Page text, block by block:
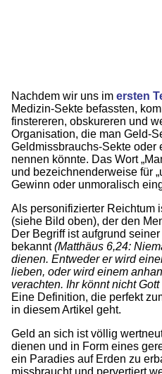
Nachdem wir uns im ersten
Medizin-Sekte befassten,
finstereren, obskureren und
Organisation, die man Geld-
Geldmissbrauchs-Sekte oder
nennen könnte. Das Wort
und bezeichnenderweise für
Gewinn oder unmoralisch
Als personifizierter Reichtum
(siehe Bild oben), der den
Der Begriff ist aufgrund
bekannt(Matthäus 6,24:
dienen. Entweder er wird
lieben, oder wird einem
verachten. Ihr könnt nicht
Eine Definition, die perfekt
in diesem Artikel geht.
Geld an sich ist völlig
dienen und in Form eines
ein Paradies auf Erden zu
missbraucht und pervertiert